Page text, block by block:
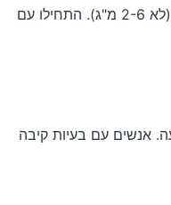
המחקרים השתמשו ב-30-150 מ"ג (לא 2-6 מ"ג). התחילו עם
אנשים עם בעיות קיבה